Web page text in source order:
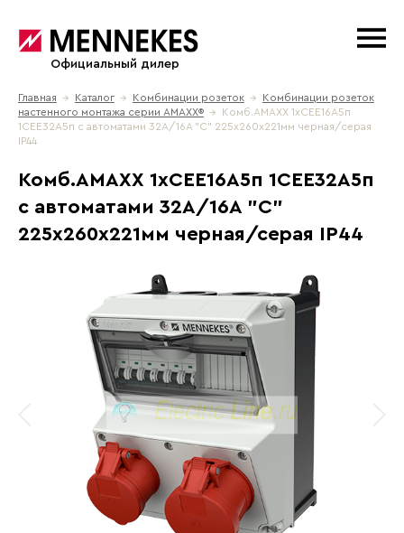
Официальный дилер
Главная → Каталог → Комбинации розеток → Комбинации розеток
настенного монтажа серии АМАХХ® → Комб.AMAXX 1хСЕЕ16А5п
1СЕЕ32А5п с автоматами 32А/16А "С" 225х260х221мм черная/серая
IP44
Комб.AMAXX 1хСЕЕ16А5п 1СЕЕ32А5п
с автоматами 32А/16А "С"
225х260х221мм черная/серая IP44